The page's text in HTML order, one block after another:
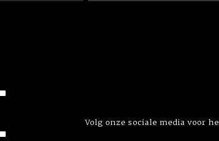
Volg onze sociale media voor